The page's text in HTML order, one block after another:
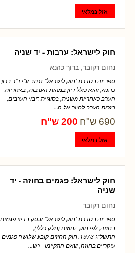
חוק לישראל: ערבות - יד שניה
נחום רקובר, ברוך כהנא
ספר זה בסדרת "חוק לישראל" נכתב ע"י ד"ר ברוך
כהנא, והוא כולל דיון במהות הערבות, באחריות
הערב כאחריות משנית, בסוגיית ריבוי הערבים,
בזכות הערב לחזור אל ה...
690 ש"ח 200 ש"ח
חוק לישראל: פגמים בחוזה - יד
שניה
נחום רקובר
ספר זה בסדרת "חוק לישראל" עוסק בדיני פגמים
בחוזה, לפי חוק החוזים (חלק כללי),
התשל"ג-1973. חוק החוזים קובע שלושה פגמים
עיקריים בחוזה, שאם התקיימו - רש...